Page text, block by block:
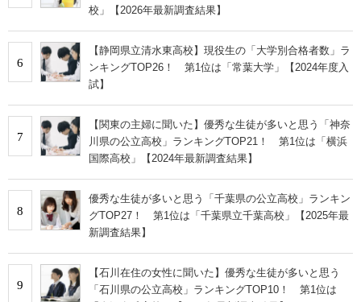
校」【2026年最新調査結果】
6
【静岡県立清水東高校】現役生の「大学別合格者数」ラ
ンキングTOP26！ 第1位は「常葉大学」【2024年度入
試】
7
【関東の主婦に聞いた】優秀な生徒が多いと思う「神奈
川県の公立高校」ランキングTOP21！ 第1位は「横浜
国際高校」【2024年最新調査結果】
8
優秀な生徒が多いと思う「千葉県の公立高校」ランキン
グTOP27！ 第1位は「千葉県立千葉高校」【2025年最
新調査結果】
9
【石川在住の女性に聞いた】優秀な生徒が多いと思う
「石川県の公立高校」ランキングTOP10！ 第1位は